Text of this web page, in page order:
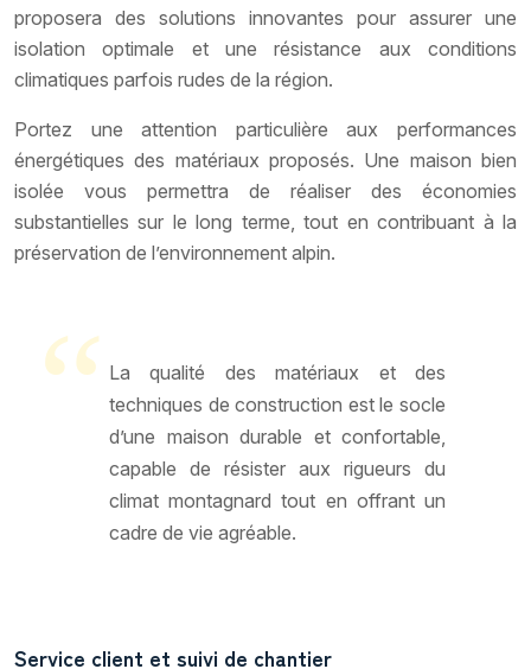
proposera des solutions innovantes pour assurer une
isolation optimale et une résistance aux conditions
climatiques parfois rudes de la région.
Portez une attention particulière aux performances
énergétiques des matériaux proposés. Une maison bien
isolée vous permettra de réaliser des économies
substantielles sur le long terme, tout en contribuant à la
préservation de l’environnement alpin.
La qualité des matériaux et des
techniques de construction est le socle
d’une maison durable et confortable,
capable de résister aux rigueurs du
climat montagnard tout en offrant un
cadre de vie agréable.
Service client et suivi de chantier